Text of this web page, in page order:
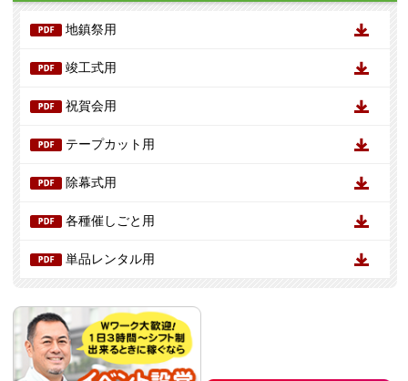
地鎮祭用
竣工式用
祝賀会用
テープカット用
除幕式用
各種催しごと用
単品レンタル用